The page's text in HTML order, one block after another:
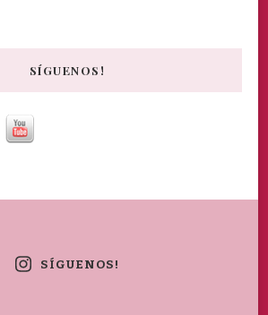
SÍGUENOS!
SÍGUENOS!